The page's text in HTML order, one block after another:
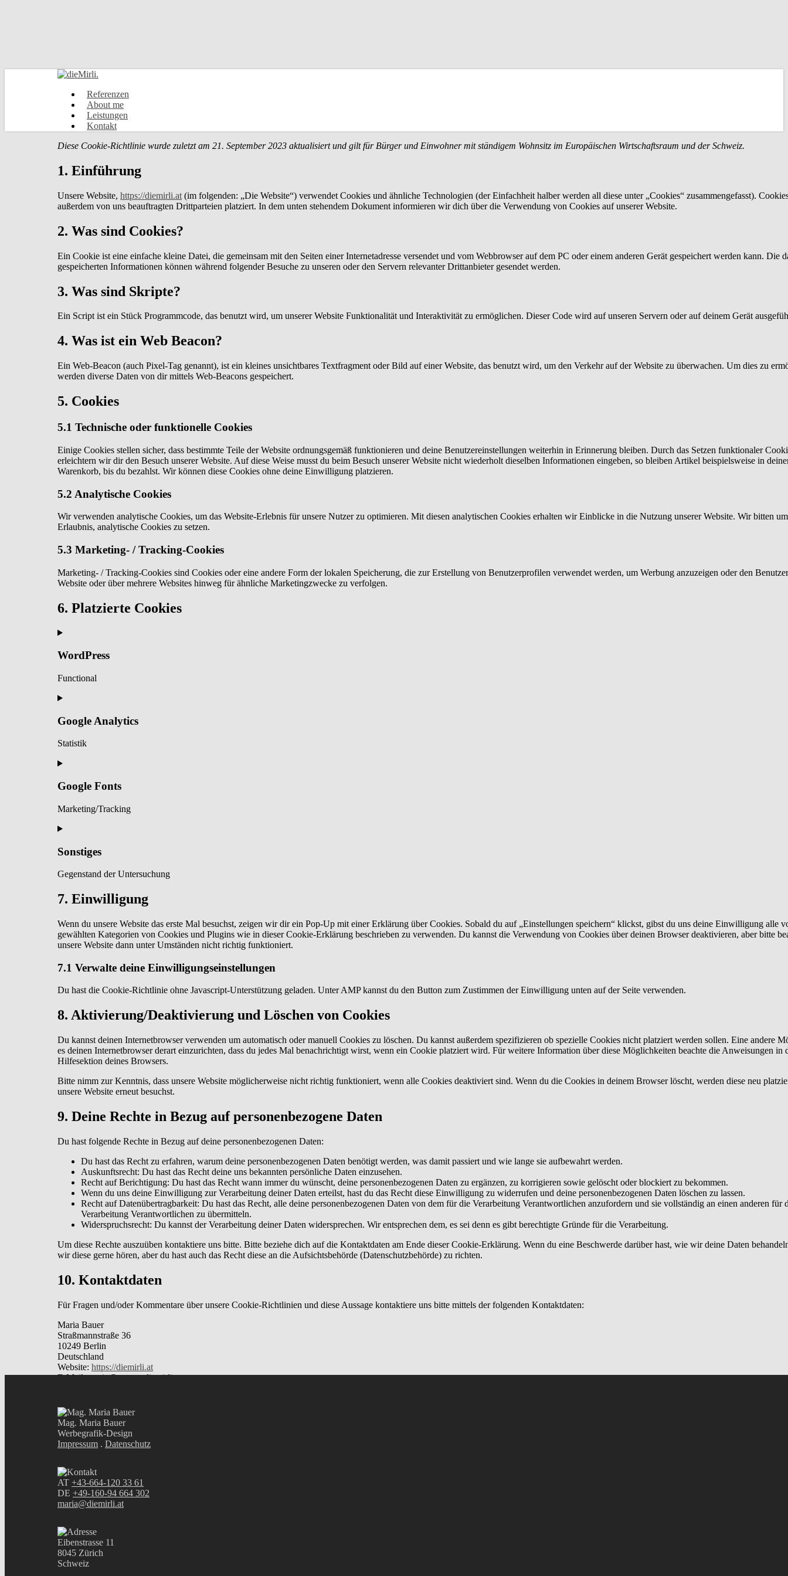
Menu
Referenzen
About me
Leistungen
Kontakt
Diese Cookie-Richtlinie wurde zuletzt am 21. September 2023 aktualisiert und gilt für Bürger und Einwohner mit ständigem Wohnsitz im Europäischen Wirtschaftsraum und der Schweiz.
1. Einführung
Unsere Website, https://diemirli.at (im folgenden: „Die Website“) verwendet Cookies und ähnliche Technologien (der Einfachheit halber werden all diese unter „Cookies“ zusammengefasst).
außerdem von uns beauftragten Drittparteien platziert. In dem unten stehendem Dokument informieren wir dich über die Verwendung von Cookies auf unserer Website.
2. Was sind Cookies?
Ein Cookie ist eine einfache kleine Datei, die gemeinsam mit den Seiten einer Internetadresse versendet und vom Webbrowser auf dem PC oder einem anderen Gerät gespeichert werden kann. Die
gespeicherten Informationen können während folgender Besuche zu unseren oder den Servern relevanter Drittanbieter gesendet werden.
3. Was sind Skripte?
Ein Script ist ein Stück Programmcode, das benutzt wird, um unserer Website Funktionalität und Interaktivität zu ermöglichen. Dieser Code wird auf unseren Servern oder auf deinem Gerät
4. Was ist ein Web Beacon?
Ein Web-Beacon (auch Pixel-Tag genannt), ist ein kleines unsichtbares Textfragment oder Bild auf einer Website, das benutzt wird, um den Verkehr auf der Website zu überwachen. Um dies zu
werden diverse Daten von dir mittels Web-Beacons gespeichert.
5. Cookies
5.1 Technische oder funktionelle Cookies
Einige Cookies stellen sicher, dass bestimmte Teile der Website ordnungsgemäß funktionieren und deine Benutzereinstellungen weiterhin in Erinnerung bleiben. Durch das Setzen funktionaler
erleichtern wir dir den Besuch unserer Website. Auf diese Weise musst du beim Besuch unserer Website nicht wiederholt dieselben Informationen eingeben, so bleiben Artikel beispielsweise in
Warenkorb, bis du bezahlst. Wir können diese Cookies ohne deine Einwilligung platzieren.
5.2 Analytische Cookies
Wir verwenden analytische Cookies, um das Website-Erlebnis für unsere Nutzer zu optimieren. Mit diesen analytischen Cookies erhalten wir Einblicke in die Nutzung unserer Website. Wir bitten
Erlaubnis, analytische Cookies zu setzen.
5.3 Marketing- / Tracking-Cookies
Marketing- / Tracking-Cookies sind Cookies oder eine andere Form der lokalen Speicherung, die zur Erstellung von Benutzerprofilen verwendet werden, um Werbung anzuzeigen oder den
Website oder über mehrere Websites hinweg für ähnliche Marketingzwecke zu verfolgen.
6. Platzierte Cookies
WordPress
Functional
Consent
service
wordpress
Google Analytics
Statistik
Consent
service
google-
analytics
Google Fonts
Marketing/Tracking
Consent
service
fonts
Sonstiges
Gegenstand der Untersuchung
Consent
to
sonstiges
7. Einwilligung
Wenn du unsere Website das erste Mal besuchst, zeigen wir dir ein Pop-Up mit einer Erklärung über Cookies. Sobald du auf „Einstellungen speichern“ klickst, gibst du uns deine Einwilligung alle
gewählten Kategorien von Cookies und Plugins wie in dieser Cookie-Erklärung beschrieben zu verwenden. Du kannst die Verwendung von Cookies über deinen Browser deaktivieren, aber bitte
unsere Website dann unter Umständen nicht richtig funktioniert.
7.1 Verwalte deine Einwilligungseinstellungen
Du hast die Cookie-Richtlinie ohne Javascript-Unterstützung geladen. Unter AMP kannst du den Button zum Zustimmen der Einwilligung unten auf der Seite verwenden.
8. Aktivierung/Deaktivierung und Löschen von Cookies
Du kannst deinen Internetbrowser verwenden um automatisch oder manuell Cookies zu löschen. Du kannst außerdem spezifizieren ob spezielle Cookies nicht platziert werden sollen. Eine andere
es deinen Internetbrowser derart einzurichten, dass du jedes Mal benachrichtigt wirst, wenn ein Cookie platziert wird. Für weitere Information über diese Möglichkeiten beachte die Anweisungen in
Hilfesektion deines Browsers.
Bitte nimm zur Kenntnis, dass unsere Website möglicherweise nicht richtig funktioniert, wenn alle Cookies deaktiviert sind. Wenn du die Cookies in deinem Browser löscht, werden diese neu
unsere Website erneut besuchst.
9. Deine Rechte in Bezug auf personenbezogene Daten
Du hast folgende Rechte in Bezug auf deine personenbezogenen Daten:
Du hast das Recht zu erfahren, warum deine personenbezogenen Daten benötigt werden, was damit passiert und wie lange sie aufbewahrt werden.
Auskunftsrecht: Du hast das Recht deine uns bekannten persönliche Daten einzusehen.
Recht auf Berichtigung: Du hast das Recht wann immer du wünscht, deine personenbezogenen Daten zu ergänzen, zu korrigieren sowie gelöscht oder blockiert zu bekommen.
Wenn du uns deine Einwilligung zur Verarbeitung deiner Daten erteilst, hast du das Recht diese Einwilligung zu widerrufen und deine personenbezogenen Daten löschen zu lassen.
Recht auf Datenübertragbarkeit: Du hast das Recht, alle deine personenbezogenen Daten von dem für die Verarbeitung Verantwortlichen anzufordern und sie vollständig an einen anderen für
Verarbeitung Verantwortlichen zu übermitteln.
Widerspruchsrecht: Du kannst der Verarbeitung deiner Daten widersprechen. Wir entsprechen dem, es sei denn es gibt berechtigte Gründe für die Verarbeitung.
Um diese Rechte auszuüben kontaktiere uns bitte. Bitte beziehe dich auf die Kontaktdaten am Ende dieser Cookie-Erklärung. Wenn du eine Beschwerde darüber hast, wie wir deine Daten
wir diese gerne hören, aber du hast auch das Recht diese an die Aufsichtsbehörde (Datenschutzbehörde) zu richten.
10. Kontaktdaten
Für Fragen und/oder Kommentare über unsere Cookie-Richtlinien und diese Aussage kontaktiere uns bitte mittels der folgenden Kontaktdaten:
Maria Bauer
Straßmannstraße 36
10249 Berlin
Deutschland
Website: https://diemirli.at
E-Mail:maria@ex.comdiemirli.at
Mag. Maria Bauer
Werbegrafik-Design
Impressum . Datenschutz
AT +43-664-120 33 61
DE +49-160-94 664 302
maria@diemirli.at
Eibenstrasse 11
8045 Zürich
Schweiz